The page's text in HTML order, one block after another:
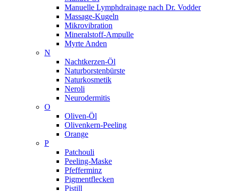
Manuelle Lymphdrainage nach Dr. Vodder
Massage-Kugeln
Mikrovibration
Mineralstoff-Ampulle
Myrte Anden
N
Nachtkerzen-Öl
Naturborstenbürste
Naturkosmetik
Neroli
Neurodermitis
O
Oliven-Öl
Olivenkern-Peeling
Orange
P
Patchouli
Peeling-Maske
Pfefferminz
Pigmentflecken
Pistill